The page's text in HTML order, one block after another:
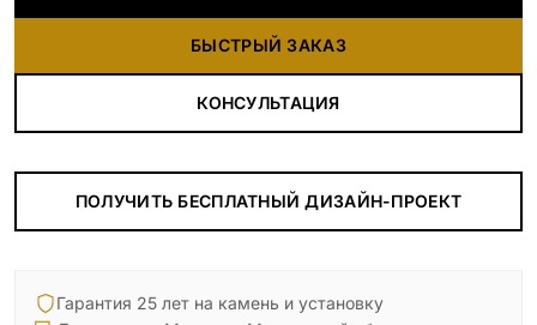
БЫСТРЫЙ ЗАКАЗ
КОНСУЛЬТАЦИЯ
ПОЛУЧИТЬ БЕСПЛАТНЫЙ ДИЗАЙН-ПРОЕКТ
Гарантия 25 лет на камень и установку